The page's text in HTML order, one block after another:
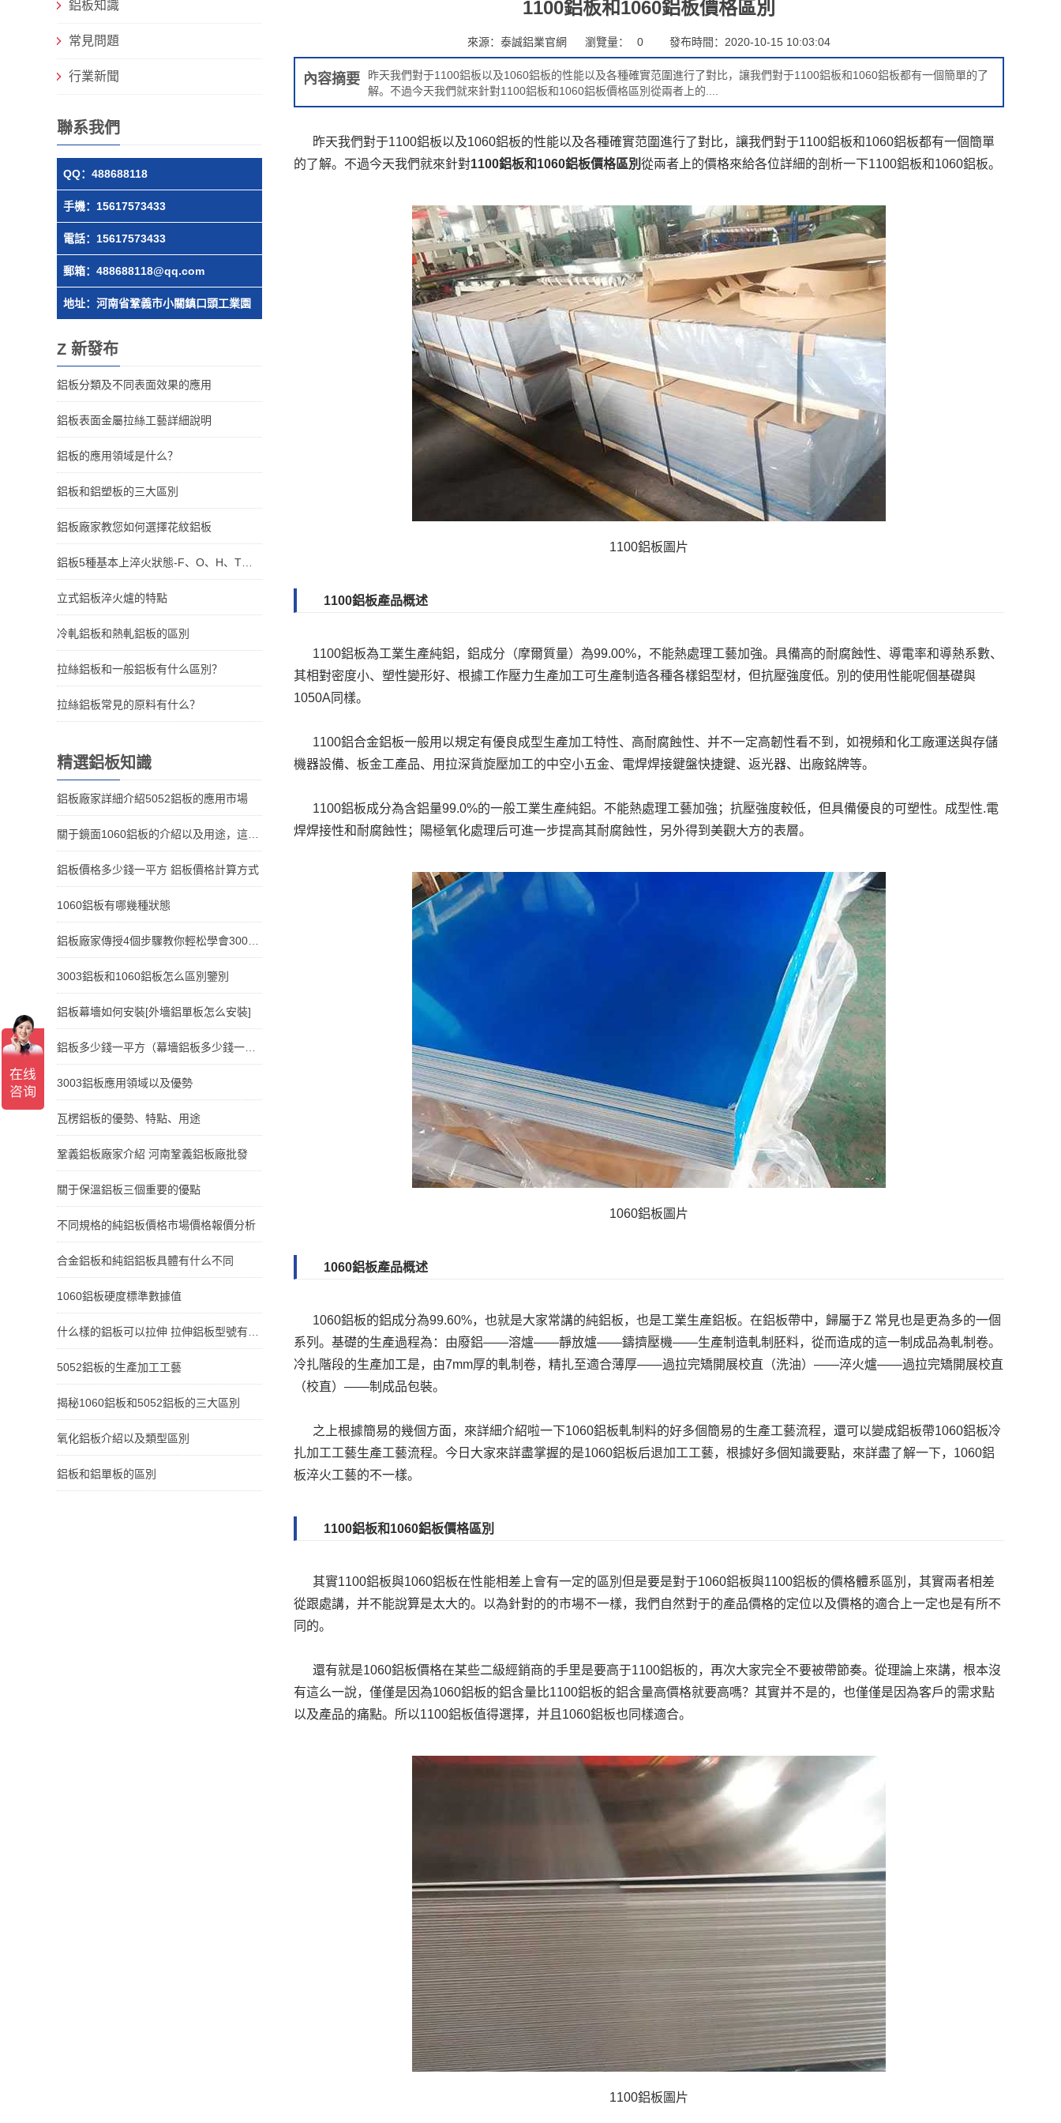
鋁板知識
常見問題
行業新聞
聯系我們
QQ：488688118
手機：15617573433
電話：15617573433
郵箱：488688118@qq.com
地址：河南省鞏義市小關鎮口頭工業園
Z 新發布
鋁板分類及不同表面效果的應用
鋁板表面金屬拉絲工藝詳細說明
鋁板的應用領域是什么？
鋁板和鋁塑板的三大區別
鋁板廠家教您如何選擇花紋鋁板
立式鋁板淬火爐的特點
冷軋鋁板和熱軋鋁板的區別
拉絲鋁板和一般鋁板有什么區別？
拉絲鋁板常見的原料有什么？
精選鋁板知識
鋁板廠家詳細介紹5052鋁板的應用市場
鋁板價格多少錢一平方 鋁板價格計算方式
1060鋁板有哪幾種狀態
3003鋁板和1060鋁板怎么區別鑒別
鋁板幕墻如何安裝[外墻鋁單板怎么安裝]
3003鋁板應用領域以及優勢
瓦楞鋁板的優勢、特點、用途
鞏義鋁板廠家介紹 河南鞏義鋁板廠批發
關于保溫鋁板三個重要的優點
不同規格的純鋁板價格市場價格報價分析
合金鋁板和純鋁鋁板具體有什么不同
1060鋁板硬度標準數據值
5052鋁板的生產加工工藝
揭秘1060鋁板和5052鋁板的三大區別
氧化鋁板介紹以及類型區別
鋁板和鋁單板的區別
1100鋁板和1060鋁板價格區別
來源：泰誠鋁業官網 瀏覽量： 0 發布時間：2020-10-15 10:03:04
內容摘要
昨天我們對于1100鋁板以及1060鋁板的性能以及各種確實范圍進行了對比，讓我們對于1100鋁板和1060鋁板都有一個簡單的了
解。不過今天我們就來針對1100鋁板和1060鋁板價格區別從兩者上的....
昨天我們對于1100鋁板以及1060鋁板的性能以及各種確實范圍進行了對比，讓我們對于1100鋁板和1060鋁板都有一個簡單
的了解。不過今天我們就來針對1100鋁板和1060鋁板價格區別 從兩者上的價格來給各位詳細的剖析一下1100鋁板和1060鋁板。
1100鋁板圖片
1100鋁板產品概述
1100鋁板為工業生產純鋁，鋁成分（摩爾質量）為99.00%，不能熱處理工藝加強。具備高的耐腐蝕性、導電率和導熱系數、
其相對密度小、塑性變形好、根據工作壓力生產加工可生產制造各種各樣鋁型材，但抗壓強度低。別的使用性能呢個基礎與
1050A同樣。
1100鋁合金鋁板一般用以規定有優良成型生產加工特性、高耐腐蝕性、并不一定高韌性看不到，如視頻和化工廠運送與存儲
機器設備、板金工產品、用拉深貨旋壓加工的中空小五金、電焊焊接鍵盤快捷鍵、返光器、出廠銘牌等。
1100鋁板成分為含鋁量99.0%的一般工業生產純鋁。不能熱處理工藝加強；抗壓強度較低，但具備優良的可塑性。成型性.電
焊焊接性和耐腐蝕性；陽極氧化處理后可進一步提高其耐腐蝕性，另外得到美觀大方的表層。
1060鋁板圖片
1060鋁板產品概述
1060鋁板的鋁成分為99.60%，也就是大家常講的純鋁板，也是工業生產鋁板。在鋁板帶中，歸屬于Z 常見也是更為多的一個
系列。基礎的生產過程為：由廢鋁——溶爐——靜放爐——鑄擠壓機——生產制造軋制胚料，從而造成的這一制成品為軋制卷。
冷扎階段的生產加工是，由7mm厚的軋制卷，精扎至適合薄厚——過拉完矯開展校直（洗油）——淬火爐——過拉完矯開展校直
（校直）——制成品包裝。
之上根據簡易的幾個方面，來詳細介紹啦一下1060鋁板軋制料的好多個簡易的生產工藝流程，還可以變成鋁板帶1060鋁板冷
扎加工工藝生產工藝流程。今日大家來詳盡掌握的是1060鋁板后退加工工藝，根據好多個知識要點，來詳盡了解一下，1060鋁
板淬火工藝的不一樣。
1100鋁板和1060鋁板價格區別
其實1100鋁板與1060鋁板在性能相差上會有一定的區別但是要是對于1060鋁板與1100鋁板的價格體系區別，其實兩者相差
從跟處講，并不能說算是太大的。以為針對的的市場不一樣，我們自然對于的產品價格的定位以及價格的適合上一定也是有所不
同的。
還有就是1060鋁板價格在某些二級經銷商的手里是要高于1100鋁板的，再次大家完全不要被帶節奏。從理論上來講，根本沒
有這么一說，僅僅是因為1060鋁板的鋁含量比1100鋁板的鋁含量高價格就要高嗎？其實并不是的，也僅僅是因為客戶的需求點
以及產品的痛點。所以1100鋁板值得選擇，并且1060鋁板也同樣適合。
1100鋁板圖片